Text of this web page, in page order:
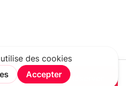
Réserver
Rejoindre